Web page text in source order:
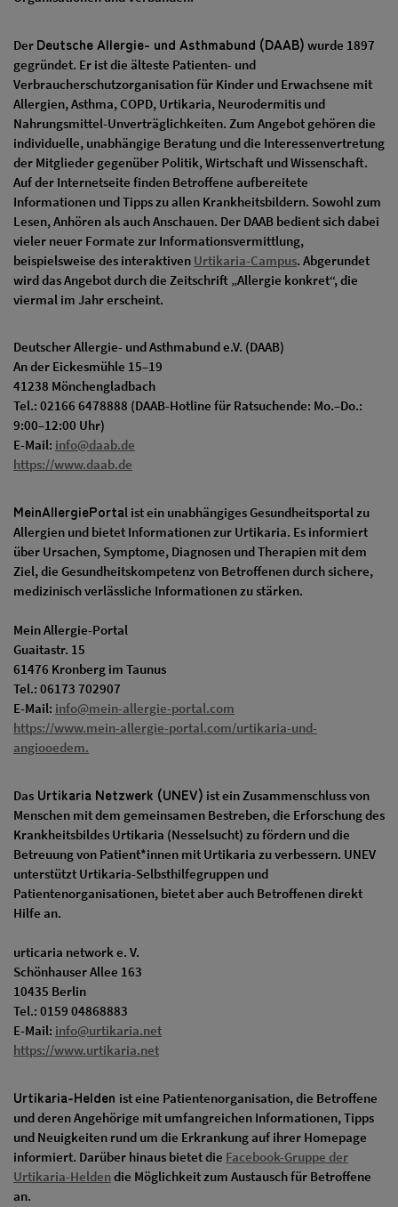
Der Deutsche Allergie- und Asthmabund (DAAB) wurde 1897
gegründet. Er ist die älteste Patienten- und
Verbraucherschutzorganisation für Kinder und Erwachsene mit
Allergien, Asthma, COPD, Urtikaria, Neurodermitis und
Nahrungsmittel-Unverträglichkeiten. Zum Angebot gehören die
individuelle, unabhängige Beratung und die Interessenvertretung
der Mitglieder gegenüber Politik, Wirtschaft und Wissenschaft.
Auf der Internetseite finden Betroffene aufbereitete
Informationen und Tipps zu allen Krankheitsbildern. Sowohl zum
Lesen, Anhören als auch Anschauen. Der DAAB bedient sich dabei
vieler neuer Formate zur Informationsvermittlung,
beispielsweise des interaktiven Urtikaria-Campus. Abgerundet
wird das Angebot durch die Zeitschrift „Allergie konkret“, die
viermal im Jahr erscheint.
Deutscher Allergie- und Asthmabund e.V. (DAAB)
An der Eickesmühle 15–19
41238 Mönchengladbach
Tel.: 02166 6478888 (DAAB-Hotline für Ratsuchende: Mo.–Do.:
9:00–12:00 Uhr)
E-Mail: info@daab.de
https://www.daab.de
MeinAllergiePortal ist ein unabhängiges Gesundheitsportal zu
Allergien und bietet Informationen zur Urtikaria. Es informiert
über Ursachen, Symptome, Diagnosen und Therapien mit dem
Ziel, die Gesundheitskompetenz von Betroffenen durch sichere,
medizinisch verlässliche Informationen zu stärken.
Mein Allergie-Portal
Guaitastr. 15
61476 Kronberg im Taunus
Tel.: 06173 702907
E-Mail: info@mein-allergie-portal.com
https://www.mein-allergie-portal.com/urtikaria-und-
angiooedem.
Das Urtikaria Netzwerk (UNEV) ist ein Zusammenschluss von
Menschen mit dem gemeinsamen Bestreben, die Erforschung des
Krankheitsbildes Urtikaria (Nesselsucht) zu fördern und die
Betreuung von Patient*innen mit Urtikaria zu verbessern. UNEV
unterstützt Urtikaria-Selbsthilfegruppen und
Patientenorganisationen, bietet aber auch Betroffenen direkt
Hilfe an.
urticaria network e. V.
Schönhauser Allee 163
10435 Berlin
Tel.: 0159 04868883
E-Mail: info@urtikaria.net
https://www.urtikaria.net
Urtikaria-Helden ist eine Patientenorganisation, die Betroffene
und deren Angehörige mit umfangreichen Informationen, Tipps
und Neuigkeiten rund um die Erkrankung auf ihrer Homepage
informiert. Darüber hinaus bietet die Facebook-Gruppe der
Urtikaria-Heldendie Möglichkeit zum Austausch für Betroffene
an.